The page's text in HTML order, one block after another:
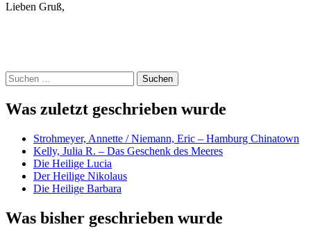
Lieben Gruß,
Suchen
nach:
Was zuletzt geschrieben wurde
Strohmeyer, Annette / Niemann, Eric – Hamburg Chinatown
Kelly, Julia R. – Das Geschenk des Meeres
Die Heilige Lucia
Der Heilige Nikolaus
Die Heilige Barbara
Was bisher geschrieben wurde